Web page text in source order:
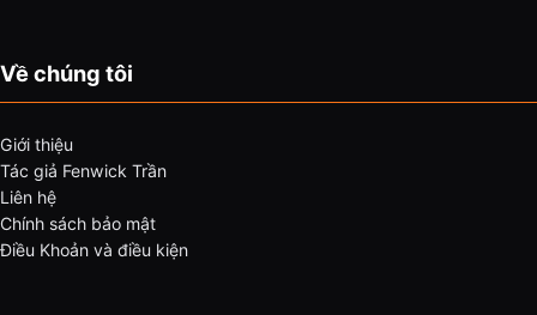
Về chúng tôi
Giới thiệu
Tác giả Fenwick Trần
Liên hệ
Chính sách bảo mật
Điều Khoản và điều kiện